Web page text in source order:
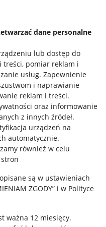
dane personalne
lub dostęp do
treści, pomiar reklam i
usług. Zapewnienie
i naprawianie
reklam i treści.
oraz informowanie
z innych źródeł.
urządzeń na
automatycznie.
również w celu
są w ustawieniach
ZGODY” i w Polityce
ważna 12 miesięcy.